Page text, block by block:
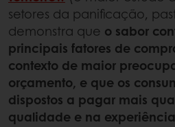
setores da panificação,
demonstra que o sabor
principais fatores de
contexto de maior
orçamento, e que os
dispostos a pagar mais
qualidade e na